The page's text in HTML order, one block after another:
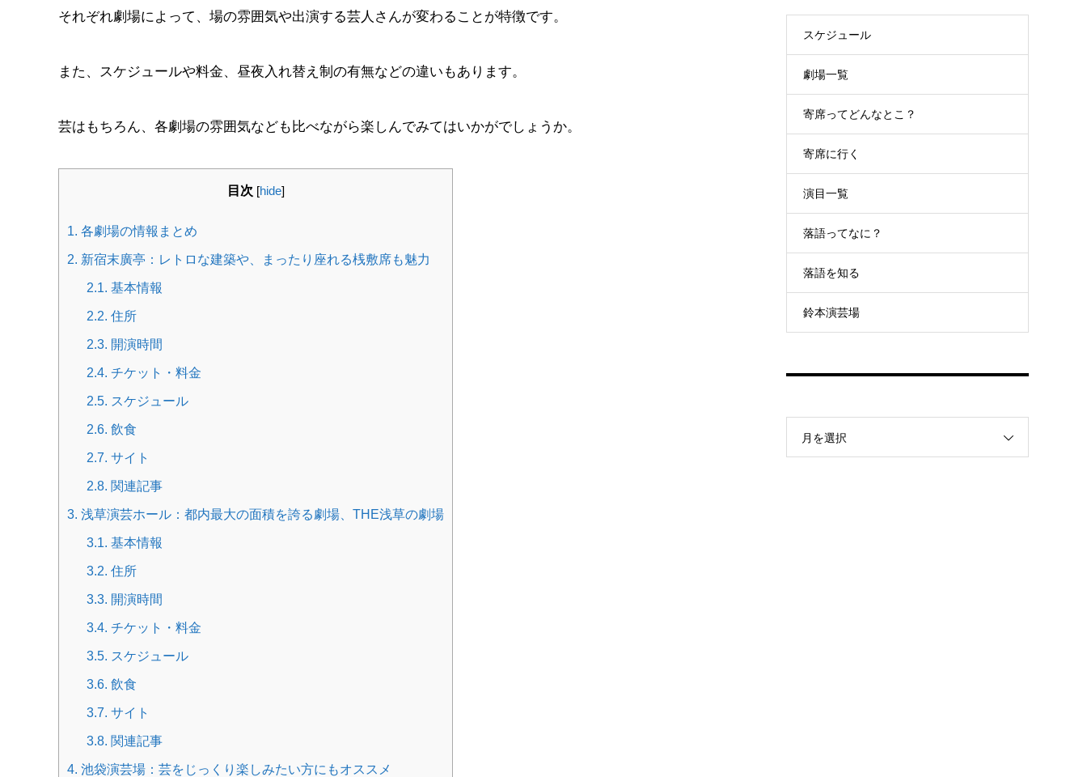
それぞれ劇場によって、場の雰囲気や出演する芸人さんが変わることが特徴です。
また、スケジュールや料金、昼夜入れ替え制の有無などの違いもあります。
芸はもちろん、各劇場の雰囲気なども比べながら楽しんでみてはいかがでしょうか。
目次 [hide]
1.
各劇場の情報まとめ
2. 新宿末廣亭：レトロな建築や、まったり座れる桟敷席も魅力
2.1.
基本情報
2.2. 住所
2.3. 開演時間
2.4. チケット・料金
2.5. スケジュール
2.6. 飲食
2.7. サイト
2.8. 関連記事
3. 浅草演芸ホール：都内最大の面積を誇る劇場、THE浅草の劇場
3.1.
基本情報
3.2. 住所
3.3. 開演時間
3.4. チケット・料金
3.5. スケジュール
3.6. 飲食
3.7. サイト
3.8. 関連記事
4. 池袋演芸場：芸をじっくり楽しみたい方にもオススメ
スケジュール
劇場一覧
寄席ってどんなとこ？
寄席に行く
演目一覧
落語ってなに？
落語を知る
鈴本演芸場
月を選択